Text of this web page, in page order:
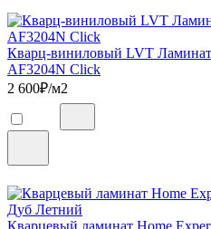
Кварц-виниловый LVT
AF3204N Click
2 600₽/м2